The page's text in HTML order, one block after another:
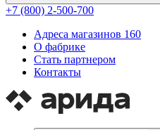
+7 (800) 2-500-700
Адреса магазинов 160
О фабрике
Стать партнером
Контакты